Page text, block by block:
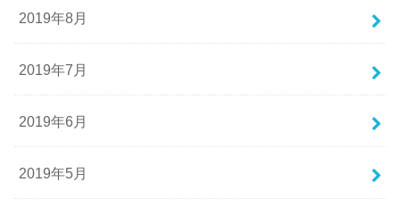
2019年8月
2019年7月
2019年6月
2019年5月